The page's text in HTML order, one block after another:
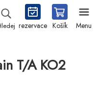
rezervace Košík Menu
T/A KO2